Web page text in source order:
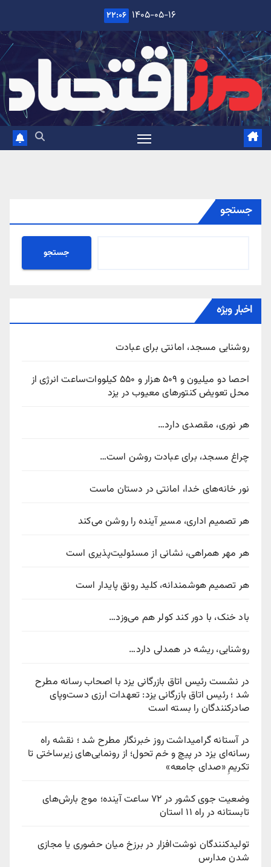
content
۱۴۰۵-۰۵-۱۶ ۲۲:۰۶
جستجو
جستجو
اخبار ویژه
روشنایی مسجد، امانتی برای عبادت
احصا دو میلیون و ۵۰۹ هزار و ۵۵۰ کیلووات‌ساعت انرژی از
محل تعویض کنتورهای معیوب در یزد
هر نوری، مقصدی دارد…
چراغ مسجد، برای عبادت روشن است…
نور خانه‌های خدا، امانتی در دستان ماست
هر تصمیم اداری، مسیر آینده را روشن می‌کند
هر مهر همراهی، نشانی از مسئولیت‌پذیری است
هر تصمیم هوشمندانه، کلید رونق پایدار است
باد خنک، با دور کند کولر هم می‌وزد…
روشنایی، ریشه در همدلی دارد…
در نشست رئیس اتاق بازرگانی یزد با اصحاب رسانه مطرح
شد ؛ رئیس اتاق بازرگانی یزد: تعهدات ارزی دست‌وپای
صادرکنندگان را بسته است
در آستانه گرامیداشت روز خبرنگار مطرح شد ؛ نقشه راه
رسانه‌ای یزد در پیچ‌ و خم تحول؛ از رونمایی‌های زیرساختی تا
تکریمِ «صدای جامعه»
وضعیت جوی کشور در ۷۲ ساعت آینده؛ موج بارش‌های
تابستانه در راه ۱۱ استان
تولیدکنندگان نوشت‌افزار در برزخ میان حضوری یا مجازی
شدن مدارس